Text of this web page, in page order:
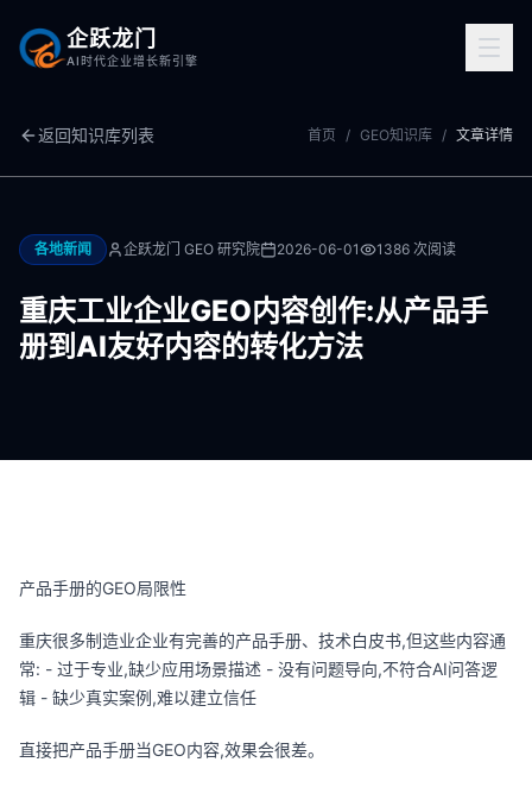
企跃龙门
AI时代企业增长新引擎
返回知识库列表 首页 / GEO知识库 / 文章详情
各地新闻 企跃龙门 GEO 研究院 2026-06-01 1386 次阅读
重庆工业企业GEO内容创作:从产品手
册到AI友好内容的转化方法
产品手册的GEO局限性
重庆很多制造业企业有完善的产品手册、技术白皮书,但这些内容通
常: - 过于专业,缺少应用场景描述 - 没有问题导向,不符合AI问答逻
辑 - 缺少真实案例,难以建立信任
直接把产品手册当GEO内容,效果会很差。